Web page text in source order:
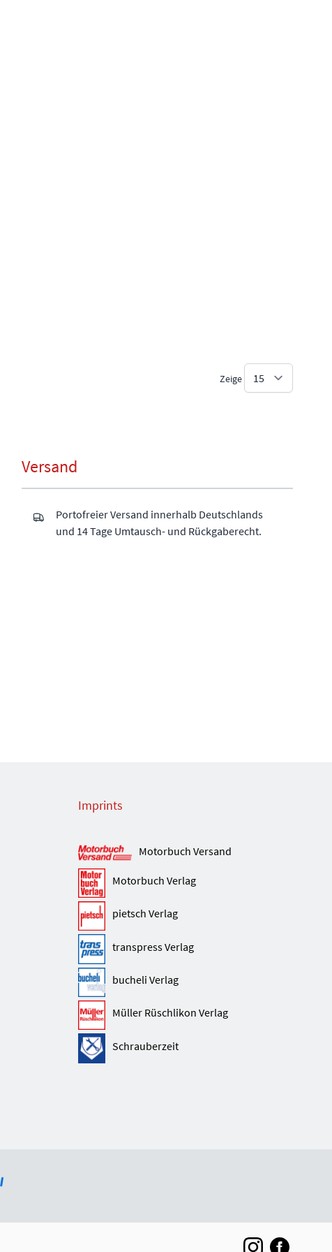
Zeige
Versand
Portofreier Versand innerhalb Deutschlands
und 14 Tage Umtausch- und Rückgaberecht.
Imprints
Motorbuch Versand
Motorbuch Verlag
pietsch Verlag
transpress Verlag
bucheli Verlag
Müller Rüschlikon Verlag
Schrauberzeit